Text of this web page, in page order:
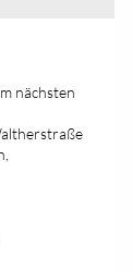
nächsten